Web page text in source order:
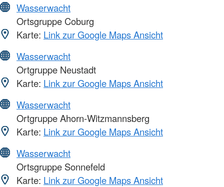
Wasserwacht
Ortsgruppe Coburg
Karte: Link zur Google Maps Ansicht
Wasserwacht
Ortgruppe Neustadt
Karte: Link zur Google Maps Ansicht
Wasserwacht
Ortgruppe Ahorn-Witzmannsberg
Karte: Link zur Google Maps Ansicht
Wasserwacht
Ortsgruppe Sonnefeld
Karte: Link zur Google Maps Ansicht